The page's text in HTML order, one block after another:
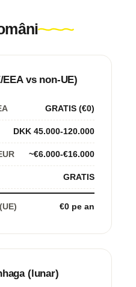
vs non-UE)
GRATIS (€0)
DKK 45.000-120.000
~€6.000-€16.000
GRATIS
€0 pe an
(lunar)